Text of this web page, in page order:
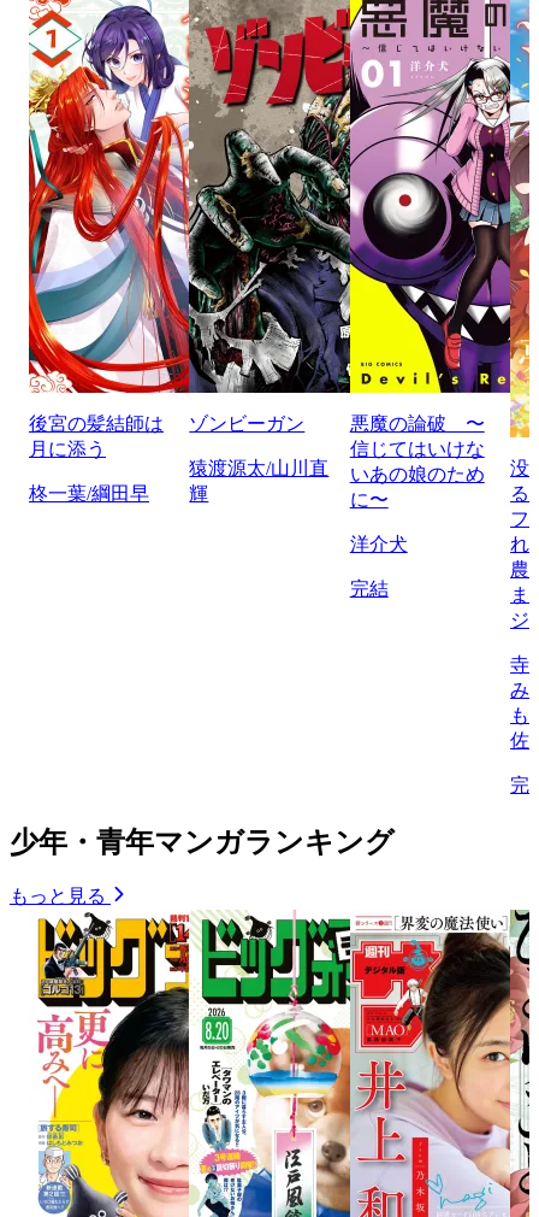
後宮の髪結師は
月に添う
柊一葉/綱田早
ゾンビーガン
猿渡源太/山川直
輝
悪魔の論破 〜
信じてはいけな
いあの娘のため
に〜
洋介犬
完結
没
る
フ
れ
農
ま
ジ
寺
み
も
佐
完
少年・青年マンガランキング
もっと見る